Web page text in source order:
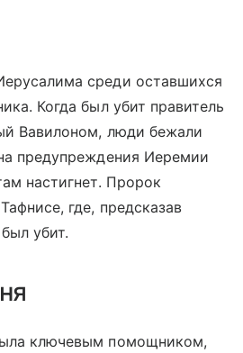
среди оставшихся
Когда был убит правитель
Вавилоном, люди бежали
предупреждения Иеремии
настигнет. Пророк
где, предсказав
убит.
ключевым помощником,